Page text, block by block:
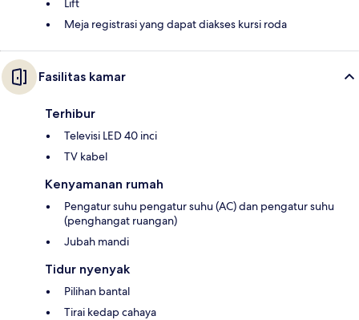
Lift
Meja registrasi yang dapat diakses kursi roda
Fasilitas kamar
Terhibur
Televisi LED 40 inci
TV kabel
Kenyamanan rumah
Pengatur suhu pengatur suhu (AC) dan pengatur suhu
(penghangat ruangan)
Jubah mandi
Tidur nyenyak
Pilihan bantal
Tirai kedap cahaya